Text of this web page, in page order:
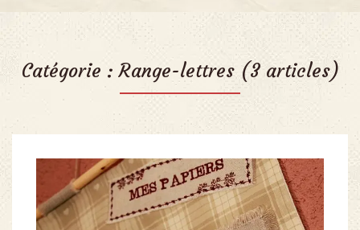
Catégorie :Range-lettres(3 articles)